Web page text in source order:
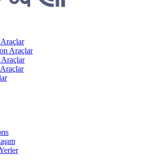
Araçlar
Araçlar
Araçlar